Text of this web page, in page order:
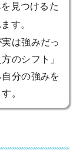
見つけるた
す。
は強みだっ
のシフト」
分の強みを
。